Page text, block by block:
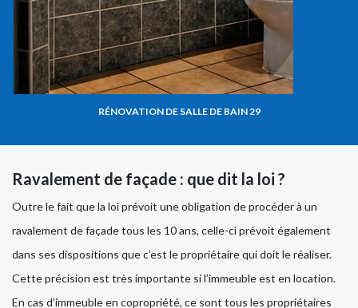
RÉNOVATION DE SALLE DE BAIN 29
Ravalement de façade : que dit la loi ?
Outre le fait que la loi prévoit une obligation de procéder à un
ravalement de façade tous les 10 ans, celle-ci prévoit également
dans ses dispositions que c’est le propriétaire qui doit le réaliser.
Cette précision est très importante si l’immeuble est en location.
En cas d’immeuble en copropriété, ce sont tous les propriétaires